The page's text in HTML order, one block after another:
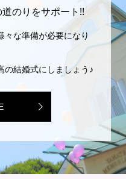
のりをサポート!!
々な準備が必要になり
の結婚式にしましょう♪